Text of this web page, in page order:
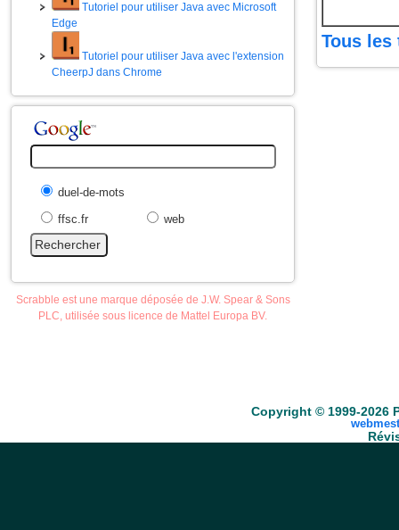
Tutoriel pour utiliser Java avec Microsoft
Edge
Tutoriel pour utiliser Java avec l'extension
CheerpJ dans Chrome
duel-de-mots
ffsc.fr
web
Scrabble est une marque déposée de J.W. Spear & Sons
PLC, utilisée sous licence de Mattel Europa BV.
Tous les
Copyright © 1999-2026